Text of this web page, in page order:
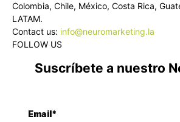
Colombia, Chile, México, Costa Rica,
LATAM.
Contact us: info@neuromarketing.la
FOLLOW US
Suscríbete a nuestro